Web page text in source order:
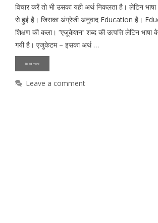
विचार करें तो भी उसका यही अर्थ निकलता है। लेटिन
से हुई है। जिसका अंग्रेजी अनुवाद Education है।
शिक्षण की कला। ‘‘एजूकेशन’’ शब्द की उत्पत्ति लेटिन भाषा
गयी है। एजुकेटम – इसका अर्थ …
Read more
Leave a comment